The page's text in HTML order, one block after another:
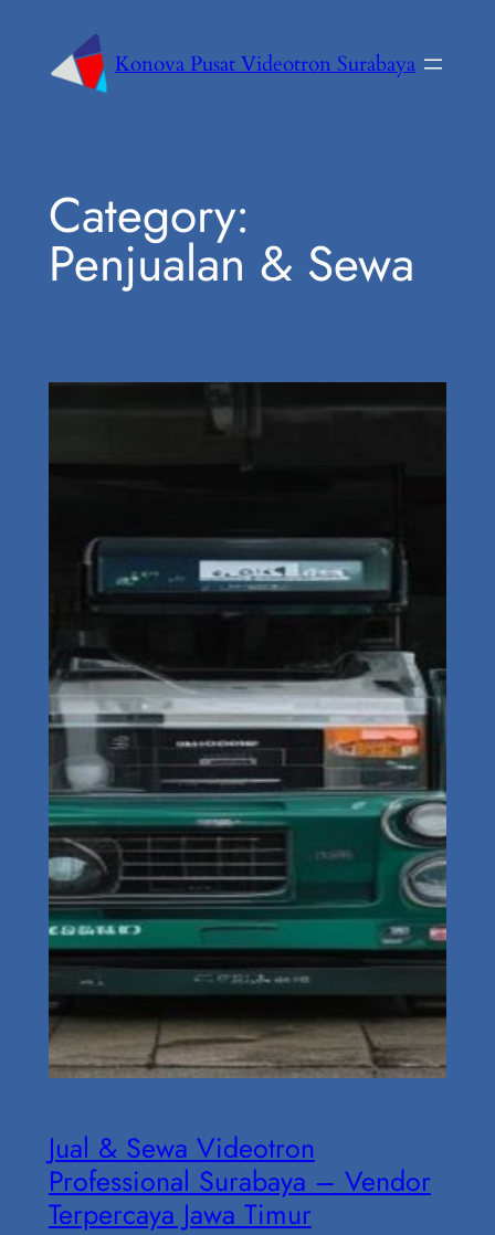
Konova Pusat Videotron Surabaya
Category:
Penjualan & Sewa
Jual & Sewa Videotron
Professional Surabaya – Vendor
Terpercaya Jawa Timur